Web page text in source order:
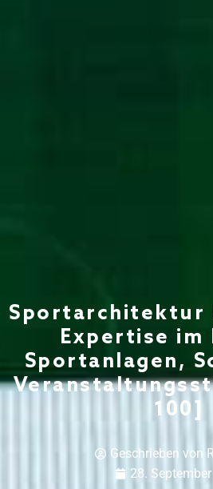
Sportarchitektur
Expertise im
Sportanlagen,
100]
Geschrieben von
28.